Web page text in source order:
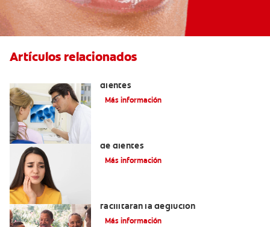
Artículos relacionados
dientes
Más información
de dientes
Más información
facilitarán la deglución
Más información